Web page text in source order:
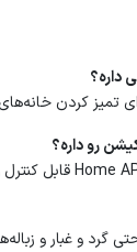
داره؟
رو داره؟